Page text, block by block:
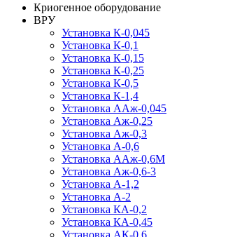
Криогенное оборудование
ВРУ
Установка К-0,045
Установка К-0,1
Установка К-0,15
Установка К-0,25
Установка К-0,5
Установка К-1,4
Установка ААж-0,045
Установка Аж-0,25
Установка Аж-0,3
Установка А-0,6
Установка ААж-0,6М
Установка Аж-0,6-3
Установка А-1,2
Установка А-2
Установка КА-0,2
Установка КА-0,45
Установка АК-0,6